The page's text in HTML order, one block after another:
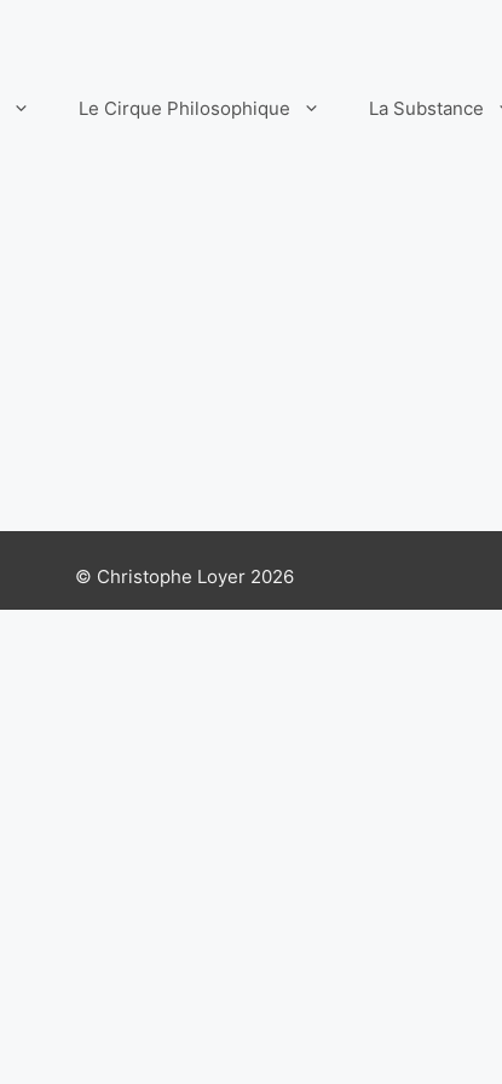
Le Cirque Philosophique La Substance
© Christophe Loyer 2026